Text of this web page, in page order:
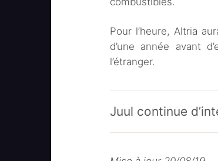
Pour l’heure, Altria
d’une année avant
l’étranger.
Juul continue